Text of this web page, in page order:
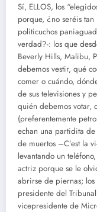
Sí, ELLOS, los
porque, ¿no seréis
politicuchos
verdad?-: los que
Beverly Hills, Malibu,
debemos vestir, qué
comer o cuándo,
de sus televisiones y
quién debemos votar,
(preferentemente
echan una partidita
de muertos –C’est la
levantando un
actriz porque se le
abrirse de piernas;
presidente del
vicepresidente de